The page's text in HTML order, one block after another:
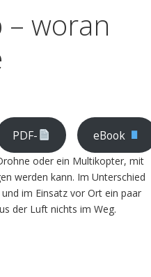
woran
PDF- eBook
oder ein Multikopter, mit
werden kann. Im Unterschied
im Einsatz vor Ort ein paar
der Luft nichts im Weg.